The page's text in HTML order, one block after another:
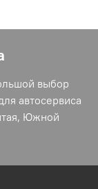
выбор
автосервиса
Южной